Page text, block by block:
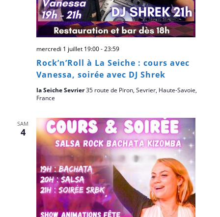
Rock’n’Roll à La Seiche : cours avec
Vanessa, soirée avec DJ Shrek
mercredi 1 juillet 19:00-23:59
la Seiche Sevrier35 route de Piron, Sevrier, Haute-Savoie,
France
SAM
4